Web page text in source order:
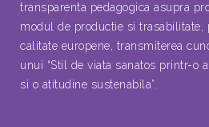
transparenta pedagogica asupra
modul de productie si trasabilitate,
calitate europene, transmiterea
unui “Stil de viata sanatos printr-o
si o atitudine sustenabila”.